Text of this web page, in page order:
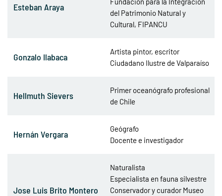
Esteban Araya
del Patrimonio Natural y
Cultural, FIPANCU
Gonzalo Ilabaca
Artista pintor, escritor
Ciudadano Ilustre de Valparaíso
Hellmuth Sievers
Primer oceanógrafo profesional
de Chile
Hernán Vergara
Geógrafo
Docente e investigador
Jose Luis Brito Montero
Naturalista
Especialista en fauna silvestre
Conservador y curador Museo